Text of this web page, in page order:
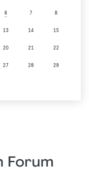
6 7 8
13 14 15
20 21 22
27 28 29
Forum